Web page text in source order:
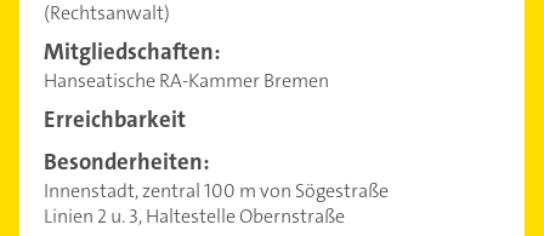
(Rechtsanwalt)
Mitgliedschaften:
Hanseatische RA-Kammer Bremen
Erreichbarkeit
Besonderheiten:
Innenstadt, zentral 100 m von Sögestraße
Linien 2 u. 3, Haltestelle Obernstraße